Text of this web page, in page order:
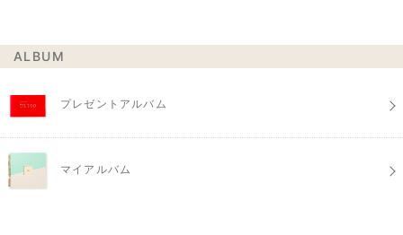
ALBUM
プレゼントアルバム
マイアルバム